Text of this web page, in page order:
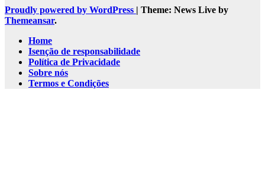
Proudly powered by WordPress | Theme: News Live by
Themeansar.
Home
Isenção de responsabilidade
Política de Privacidade
Sobre nós
Termos e Condições